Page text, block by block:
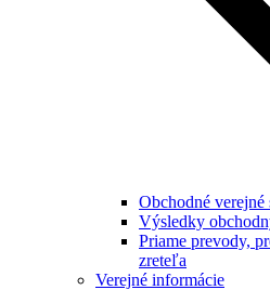
Obchodné verejné
Výsledky
Priame prevody,
zreteľa
Verejné informácie